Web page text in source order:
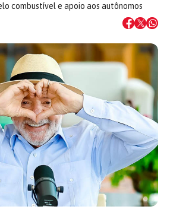
combustível e apoio aos autônomos